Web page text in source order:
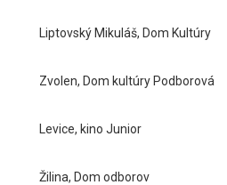
Liptovský Mikuláš, Dom Kultúry
Zvolen, Dom kultúry Podborová
Levice, kino Junior
Žilina, Dom odborov